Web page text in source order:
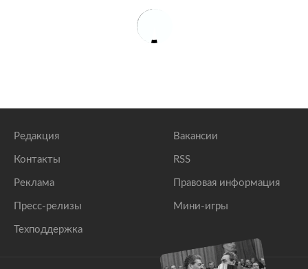
Редакция
Контакты
Реклама
Пресс-релизы
Техподдержка
Вакансии
RSS
Правовая информация
Мини-игры